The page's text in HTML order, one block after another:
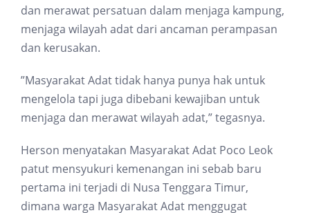
dan merawat persatuan dalam menjaga kampung,
menjaga wilayah adat dari ancaman perampasan
dan kerusakan.
”Masyarakat Adat tidak hanya punya hak untuk
mengelola tapi juga dibebani kewajiban untuk
menjaga dan merawat wilayah adat,” tegasnya.
Herson menyatakan Masyarakat Adat Poco Leok
patut mensyukuri kemenangan ini sebab baru
pertama ini terjadi di Nusa Tenggara Timur,
dimana warga Masyarakat Adat menggugat